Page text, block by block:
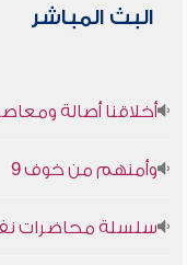
البث المباشر
أخلاقنا أصالة
وأمنهم من خوف 9
سلسلة محاضرات نفحات